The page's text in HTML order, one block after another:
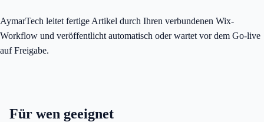
AymarTech leitet fertige Artikel durch Ihren verbundenen Wix-
Workflow und veröffentlicht automatisch oder wartet vor dem Go-live
auf Freigabe.
Für wen geeignet